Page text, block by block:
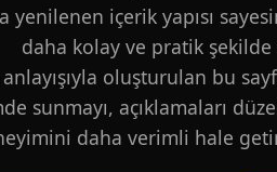
yenilenen içerik yapısı
daha kolay ve pratik
anlayışıyla oluşturulan bu
sunmayı, açıklamaları
daha verimli hale